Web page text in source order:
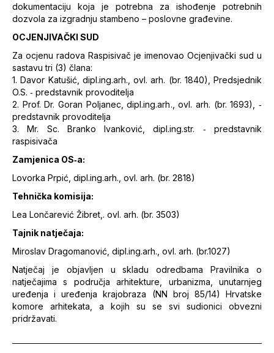
dokumentaciju koja je potrebna za ishođenje potrebnih
dozvola za izgradnju stambeno – poslovne građevine.
OCJENJIVAČKI SUD
Za ocjenu radova Raspisivač je imenovao Ocjenjivački sud u
sastavu tri (3) člana:
1. Davor Katušić, dipl.ing.arh., ovl. arh. (br. 1840), Predsjednik
O.S. ‐ predstavnik provoditelja
2. Prof. Dr. Goran Poljanec, dipl.ing.arh., ovl. arh. (br. 1693), ‐
predstavnik provoditelja
3. Mr. Sc. Branko Ivanković, dipl.ing.str. ‐ predstavnik
raspisivača
Zamjenica OS‐a:
Lovorka Prpić, dipl.ing.arh., ovl. arh. (br. 2818)
Tehnička komisija:
Lea Lončarević Žibret,. ovl. arh. (br. 3503)
Tajnik natječaja:
Miroslav Dragomanović, dipl.ing.arh., ovl. arh. (br.1027)
Natječaj je objavljen u skladu odredbama Pravilnika o
natječajima s područja arhitekture, urbanizma, unutarnjeg
uređenja i uređenja krajobraza (NN broj 85/14) Hrvatske
komore arhitekata, a kojih su se svi sudionici obvezni
pridržavati.